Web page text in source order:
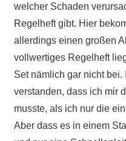
welcher Schaden
Regelheft gibt. Hier
allerdings einen großen
vollwertiges Regelheft
Set nämlich gar nicht bei.
verstanden, dass ich mir
musste, als ich nur die
Aber dass es in einem